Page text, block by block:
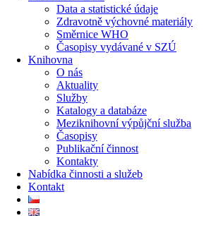
Data a statistické údaje
Zdravotně výchovné materiály
Směrnice WHO
Časopisy vydávané v SZÚ
Knihovna
O nás
Aktuality
Služby
Katalogy a databáze
Meziknihovní výpůjční služba
Časopisy
Publikační činnost
Kontakty
Nabídka činnosti a služeb
Kontakt